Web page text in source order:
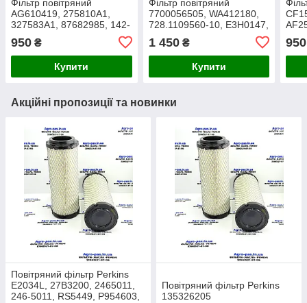
Фільтр повітряний
AG610419, 275810A1,
327583A1, 87682985, 142-
L4459548, 11Q8-20310,
32/925336
950 ₴
Купити
Фільтр повітряний
7700056505, WA412180,
728.1109560-10, E3H0147,
3903031M1, KSH0932,
11110023
1 450₴
Купити
950
Акційні пропозиції та новинки
Повітряний фільтр Perkins
E2034L, 27B3200, 2465011,
246-5011, RS5449, P954603,
Повітряний фільтр Perkins
135326205